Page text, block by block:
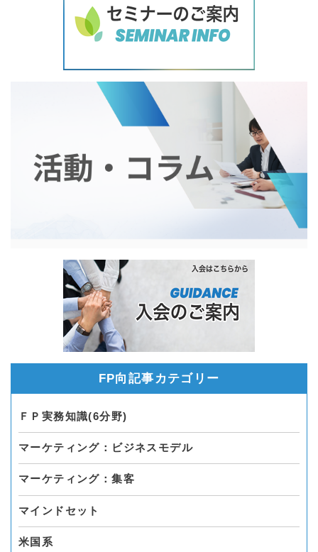
FP向記事カテゴリー
ＦＰ実務知識(6分野)
マーケティング：ビジネスモデル
マーケティング：集客
マインドセット
米国系